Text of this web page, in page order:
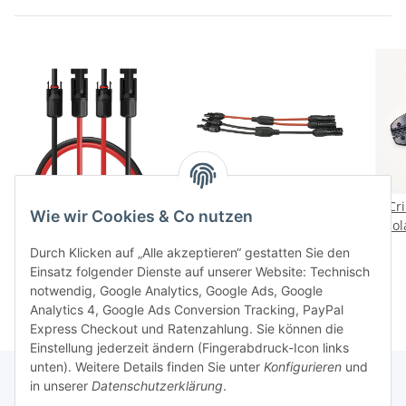
MC4
Verlängerungskabel
Anschlusskabel für
Solarmodule Solarkabel
rot und schwarz
ab3,39 €
Verbindungsadapter 2
auf 1 mit MC4 Stecker
für 4mm²-6mm²
5,90 €
Wie wir Cookies & Co nutzen
Durch Klicken auf „Alle akzeptieren“ gestatten Sie den
Einsatz folgender Dienste auf unserer Website: Technisch
notwendig, Google Analytics, Google Ads, Google
Analytics 4, Google Ads Conversion Tracking, PayPal
Express Checkout und Ratenzahlung. Sie können die
Einstellung jederzeit ändern (Fingerabdruck-Icon links
unten). Weitere Details finden Sie unter Konfigurieren und
in unserer Datenschutzerklärung.